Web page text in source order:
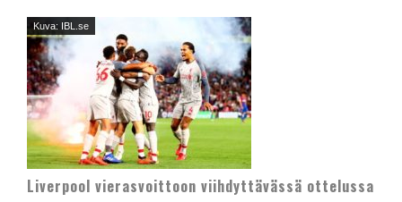
Kuva: IBL.se
Liverpool vierasvoittoon viihdyttävässä ottelussa